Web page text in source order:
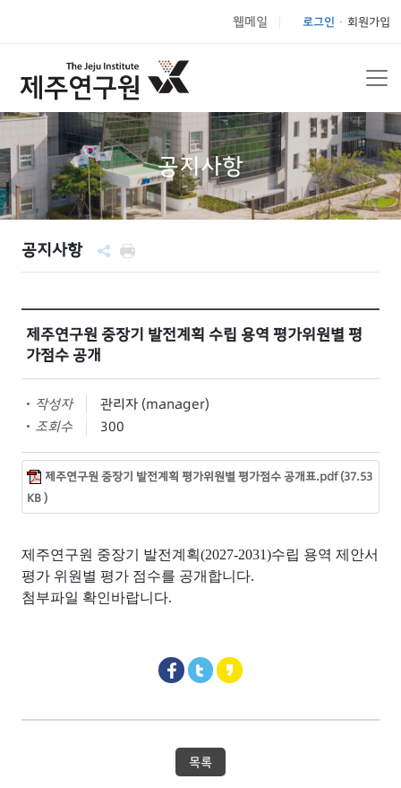
웹메일 로그인 회원가입
공지사항
공지사항
제주연구원 중장기 발전계획 수립 용역 평가위원별 평
가점수 공개
작성자
관리자 (manager)
조회수
300
제주연구원 중장기 발전계획 평가위원별 평가점수 공개표.pdf (37.53
KB )
제주연구원 중장기 발전계획(2027-2031)수립 용역 제안서
평가 위원별 평가 점수를 공개합니다.
첨부파일 확인바랍니다.
목록